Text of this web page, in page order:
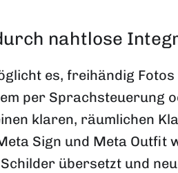
nahtlose
es, freihändig
per Sprachsteuerung
klaren, räumlichen
Sign und Meta
übersetzt und